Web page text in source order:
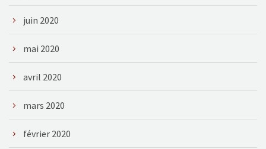
juin 2020
mai 2020
avril 2020
mars 2020
février 2020